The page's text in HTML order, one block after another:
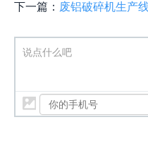
下一篇： 废铝破碎机生产
说点什么吧